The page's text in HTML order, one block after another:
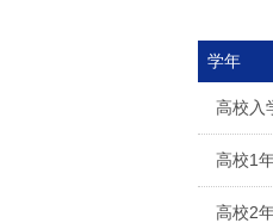
学年
高校入
高校1
高校2